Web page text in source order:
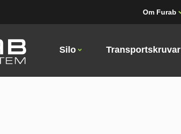
Om Furab
Silo Transportskruvar